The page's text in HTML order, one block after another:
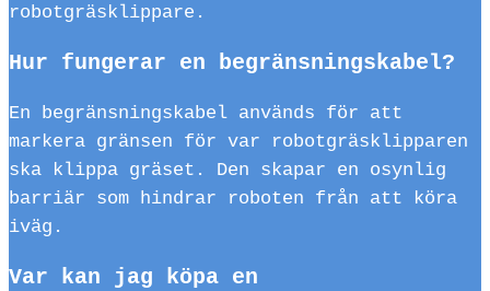
robotgräsklippare.
Hur fungerar en begränsningskabel?
En begränsningskabel används för att
markera gränsen för var robotgräsklipparen
ska klippa gräset. Den skapar en osynlig
barriär som hindrar roboten från att köra
iväg.
Var kan jag köpa en